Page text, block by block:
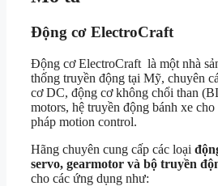
Động cơ ElectroCraft
Động cơ ElectroCraft là một nhà
thống truyền động tại Mỹ, chuyên
cơ DC, động cơ không chổi than
motors, hệ truyền động bánh xe
pháp motion control.
Hãng chuyên cung cấp các loại
servo, gearmotor và bộ truyền
cho các ứng dụng như: